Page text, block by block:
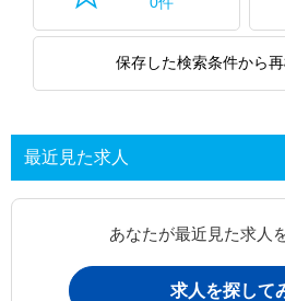
保存した検索条件から
最近見た求人
あなたが最近見た求人
求人を探して